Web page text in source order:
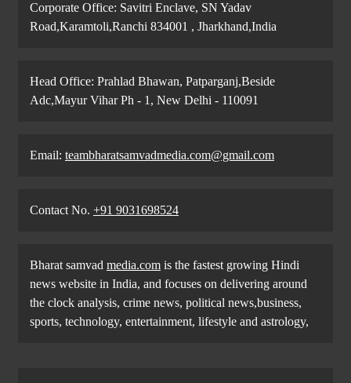
Corporate Office: Savitri Enclave, SN Yadav
Road,Karamtoli,Ranchi 834001 , Jharkhand,India
Head Office: Prahlad Bhawan, Patparganj,Beside
Adc,Mayur Vihar Ph - 1, New Delhi - 110091
Email: teambharatsamvadmedia.com@gmail.com
Contact No. ‪ +91 9031698524
Bharat samvad media.com is the fastest growing Hindi
news website in India, and focuses on delivering around
the clock analysis, crime news, political news,business,
sports, technology, entertainment, lifestyle and astrology,